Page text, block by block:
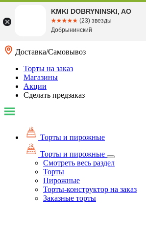
Доставка/Самовывоз
Торты на заказ
Магазины
Акции
Сделать предзаказ
Торты и пирожные
Торты и пирожные
Смотреть весь раздел
Торты
Пирожные
Торты-конструктор на заказ
Заказные торты
KMKI DOBRYNINSKI, AO
☆☆☆☆☆
★★★★★ (23) звезды
Добрынинский